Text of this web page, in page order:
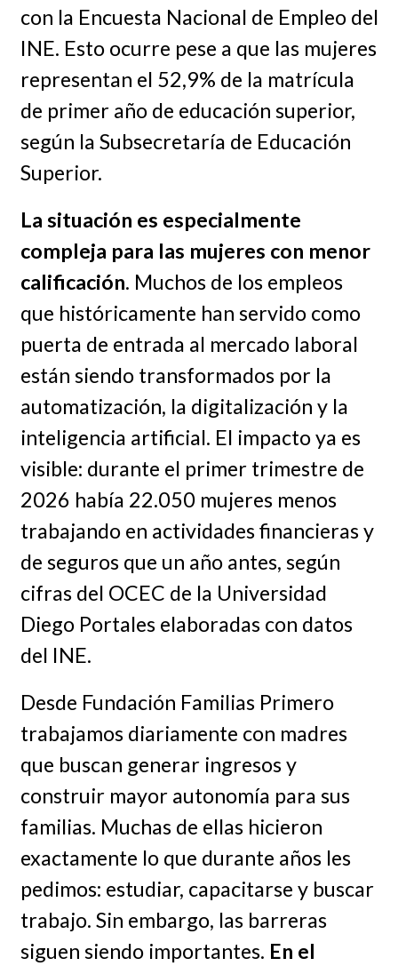
con la Encuesta Nacional de Empleo del
INE. Esto ocurre pese a que las mujeres
representan el 52,9% de la matrícula
de primer año de educación superior,
según la Subsecretaría de Educación
Superior.
La situación es especialmente
compleja para las mujeres con menor
calificación. Muchos de los empleos
que históricamente han servido como
puerta de entrada al mercado laboral
están siendo transformados por la
automatización, la digitalización y la
inteligencia artificial. El impacto ya es
visible: durante el primer trimestre de
2026 había 22.050 mujeres menos
trabajando en actividades financieras y
de seguros que un año antes, según
cifras del OCEC de la Universidad
Diego Portales elaboradas con datos
del INE.
Desde Fundación Familias Primero
trabajamos diariamente con madres
que buscan generar ingresos y
construir mayor autonomía para sus
familias. Muchas de ellas hicieron
exactamente lo que durante años les
pedimos: estudiar, capacitarse y buscar
trabajo. Sin embargo, las barreras
siguen siendo importantes. En el